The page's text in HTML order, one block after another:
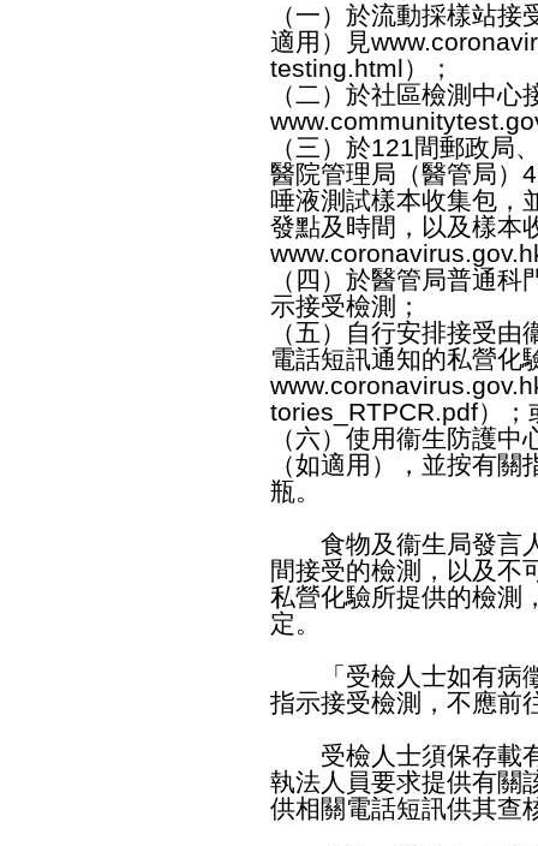
（一）於流動採樣站
適用）見
testing.html）；
（二）於社區檢測中
（三）於121間郵政局
醫院管理局（醫管局）
唾液測試樣本收集包，
發點及時間，以及樣本
（四）於醫管局普通
示接受檢測；
（五）自行安排接受
電話短訊通知的私營化
tories_RTPCR.pdf）；
（六）使用衞生防護
（如適用），並按有
瓶。
食物及衞生局發言人
間接受的檢測，以及不
私營化驗所提供的檢測
定。
「受檢人士如有病徵
指示接受檢測，不應前
受檢人士須保存載有
執法人員要求提供有關
供相關電話短訊供其查